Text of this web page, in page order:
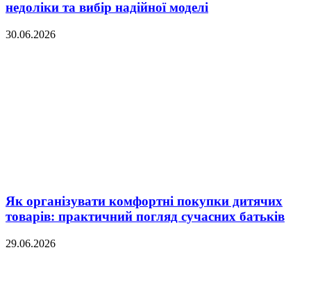
недоліки та вибір надійної моделі
30.06.2026
Як організувати комфортні покупки дитячих
товарів: практичний погляд сучасних батьків
29.06.2026